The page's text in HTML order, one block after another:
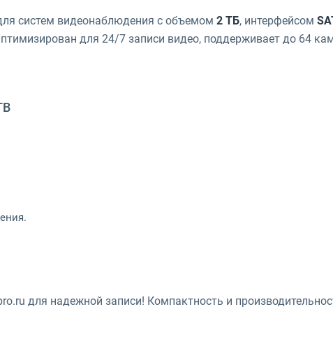
систем видеонаблюдения с объемом 2 ТБ, интерфейсом
для 24/7 записи видео, поддерживает до 64
для надежной записи! Компактность и